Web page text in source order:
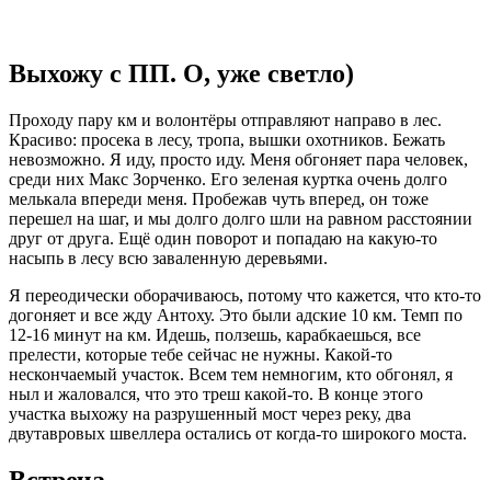
Выхожу с ПП. О, уже светло)
Проходу пару км и волонтёры отправляют направо в лес.
Красиво: просека в лесу, тропа, вышки охотников. Бежать
невозможно. Я иду, просто иду. Меня обгоняет пара человек,
среди них Макс Зорченко. Его зеленая куртка очень долго
мелькала впереди меня. Пробежав чуть вперед, он тоже
перешел на шаг, и мы долго долго шли на равном расстоянии
друг от друга. Ещё один поворот и попадаю на какую-то
насыпь в лесу всю заваленную деревьями.
Я переодически оборачиваюсь, потому что кажется, что кто-то
догоняет и все жду Антоху. Это были адские 10 км. Темп по
12-16 минут на км. Идешь, ползешь, карабкаешься, все
прелести, которые тебе сейчас не нужны. Какой-то
нескончаемый участок. Всем тем немногим, кто обгонял, я
ныл и жаловался, что это треш какой-то. В конце этого
участка выхожу на разрушенный мост через реку, два
двутавровых швеллера остались от когда-то широкого моста.